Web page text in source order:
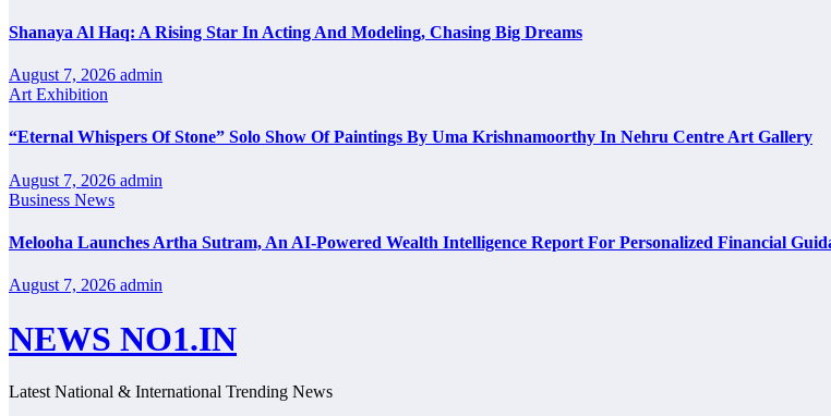
Shanaya Al Haq: A Rising Star In Acting And Modeling, Chasing Big Dreams
August 7, 2026 admin
Art Exhibition
“Eternal Whispers Of Stone” Solo Show Of Paintings By Uma Krishnamoorthy In Nehru Centre Art Gallery
August 7, 2026 admin
Business News
Melooha Launches Artha Sutram, An AI-Powered Wealth Intelligence Report For Personalized Financial
August 7, 2026 admin
NEWS NO1.IN
Latest National & International Trending News